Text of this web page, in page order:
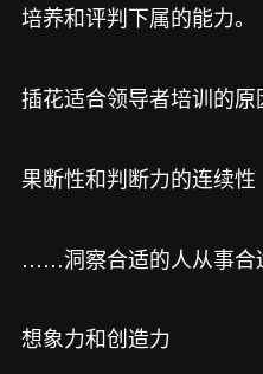
培养和评判下属的能力。
插花适合领导者培训的原
果断性和判断力的连续性
……洞察合适的人从事合
想象力和创造力